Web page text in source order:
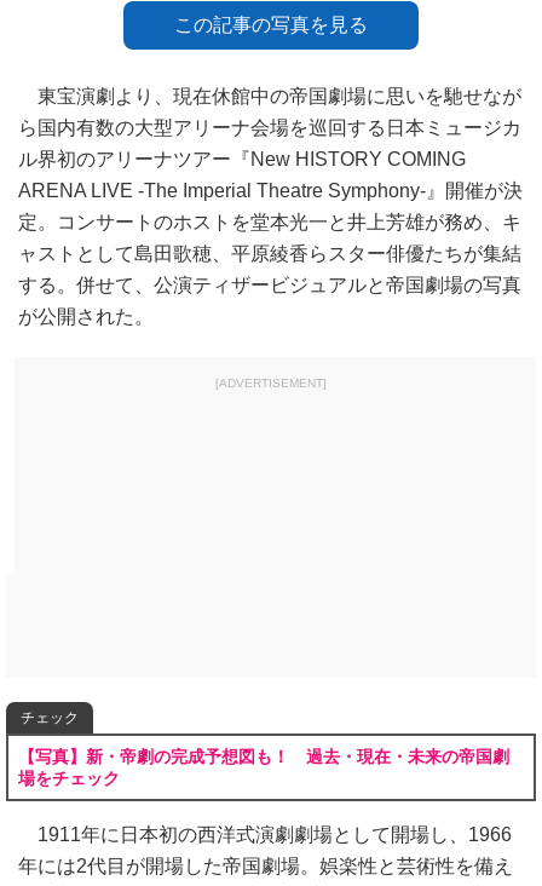
この記事の写真を見る
東宝演劇より、現在休館中の帝国劇場に思いを馳せなが
ら国内有数の大型アリーナ会場を巡回する日本ミュージカ
ル界初のアリーナツアー『New HISTORY COMING
ARENA LIVE ‐The Imperial Theatre Symphony‐』開催が決
定。コンサートのホストを堂本光一と井上芳雄が務め、キ
ャストとして島田歌穂、平原綾香らスター俳優たちが集結
する。併せて、公演ティザービジュアルと帝国劇場の写真
が公開された。
[ADVERTISEMENT]
チェック
【写真】新・帝劇の完成予想図も！ 過去・現在・未来の帝国劇
場をチェック
1911年に日本初の西洋式演劇劇場として開場し、1966
年には2代目が開場した帝国劇場。娯楽性と芸術性を備え